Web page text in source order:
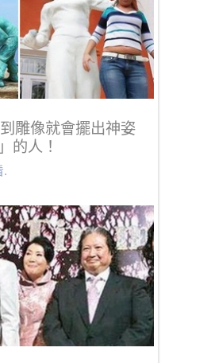
雕像就會擺出神姿
的人！
.